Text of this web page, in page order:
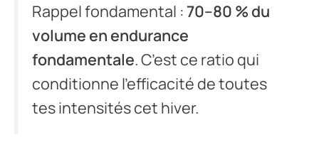
Rappel fondamental :70–80 % du
volume en endurance
fondamentale. C’est ce ratio qui
conditionne l’efficacité de toutes
tes intensités cet hiver.